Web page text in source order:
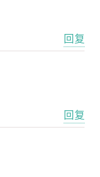
回复
回复